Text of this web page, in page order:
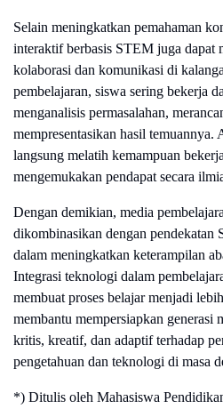
Selain meningkatkan pemahaman
interaktif berbasis STEM juga dapat
kolaborasi dan komunikasi di
pembelajaran, siswa sering bekerja
menganalisis permasalahan,
mempresentasikan hasil temuannya.
langsung melatih kemampuan
mengemukakan pendapat secara
Dengan demikian, media
dikombinasikan dengan
dalam meningkatkan keterampilan
Integrasi teknologi dalam
membuat proses belajar menjadi
membantu mempersiapkan generasi
kritis, kreatif, dan adaptif terhadap
pengetahuan dan teknologi di masa
*) Ditulis oleh Mahasiswa